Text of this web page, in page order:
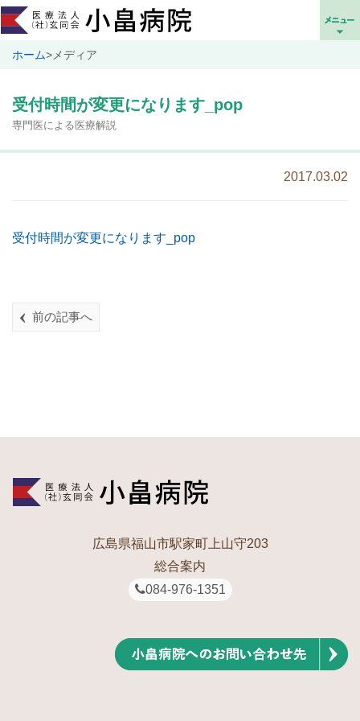
ホーム> メディア
受付時間が変更になります_pop
専門医による医療解説
2017.03.02
受付時間が変更になります_pop
前の記事へ
広島県福山市駅家町上山守203
総合案内
084-976-1351